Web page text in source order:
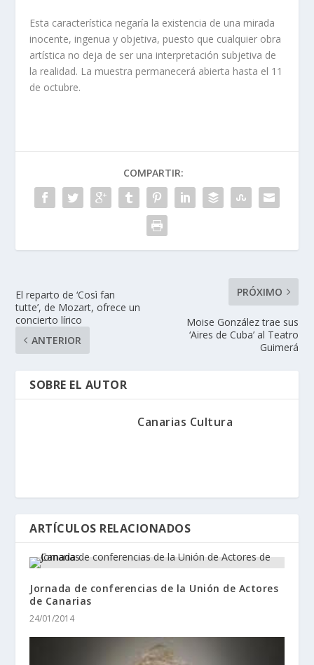
Esta característica negaría la existencia de una mirada
inocente, ingenua y objetiva, puesto que cualquier obra
artística no deja de ser una interpretación subjetiva de
la realidad. La muestra permanecerá abierta hasta el 11
de octubre.
COMPARTIR:
El reparto de ‘Così fan
tutte’, de Mozart, ofrece un
concierto lírico
ANTERIOR
PRÓXIMO
Moise González trae sus
‘Aires de Cuba’ al Teatro
Guimerá
SOBRE EL AUTOR
Canarias Cultura
ARTÍCULOS RELACIONADOS
Jornada de conferencias de la Unión de Actores
de Canarias
24/01/2014